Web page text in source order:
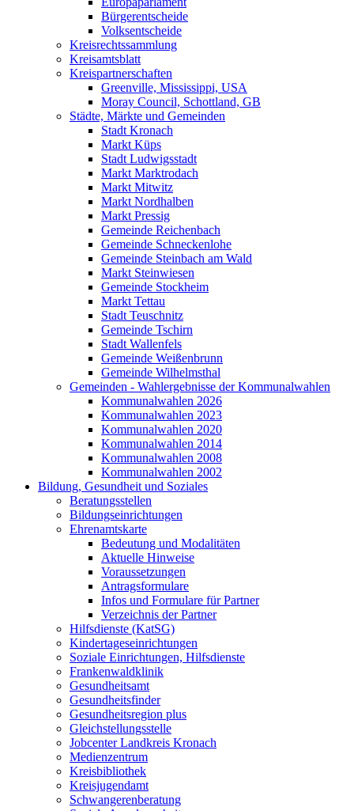
Bürgerentscheide
Volksentscheide
Kreisrechtssammlung
Kreisamtsblatt
Kreispartnerschaften
Greenville, Mississippi, USA
Moray Council, Schottland, GB
Städte, Märkte und Gemeinden
Stadt Kronach
Markt Küps
Stadt Ludwigsstadt
Markt Marktrodach
Markt Mitwitz
Markt Nordhalben
Markt Pressig
Gemeinde Reichenbach
Gemeinde Schneckenlohe
Gemeinde Steinbach am Wald
Markt Steinwiesen
Gemeinde Stockheim
Markt Tettau
Stadt Teuschnitz
Gemeinde Tschirn
Stadt Wallenfels
Gemeinde Weißenbrunn
Gemeinde Wilhelmsthal
Gemeinden - Wahlergebnisse der Kommunalwahlen
Kommunalwahlen 2026
Kommunalwahlen 2023
Kommunalwahlen 2020
Kommunalwahlen 2014
Kommunalwahlen 2008
Kommunalwahlen 2002
Bildung, Gesundheit und Soziales
Beratungsstellen
Bildungseinrichtungen
Ehrenamtskarte
Bedeutung und Modalitäten
Aktuelle Hinweise
Voraussetzungen
Antragsformulare
Infos und Formulare für Partner
Verzeichnis der Partner
Hilfsdienste (KatSG)
Kindertageseinrichtungen
Soziale Einrichtungen, Hilfsdienste
Frankenwaldklinik
Gesundheitsamt
Gesundheitsfinder
Gesundheitsregion plus
Gleichstellungsstelle
Jobcenter Landkreis Kronach
Medienzentrum
Kreisbibliothek
Kreisjugendamt
Schwangerenberatung